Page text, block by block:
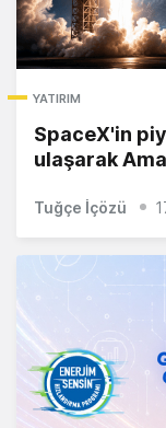
YATIRIM
SpaceX'in
ulaşarak
Tuğçe İçözü